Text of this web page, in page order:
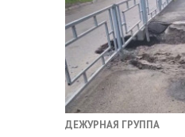
ДЕЖУРНАЯ ГРУППА